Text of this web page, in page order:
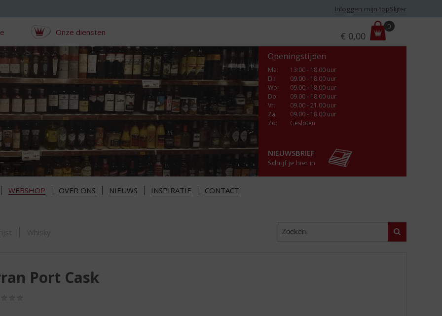
Inloggen mijn topSlijter
Onze diensten
r
i
€ 0,00
0
Openingstijden
Ma:
13:00 - 18.00 uur
Di:
09.00 - 18.00 uur
Wo:
09.00 - 18.00 uur
Do:
09.00 - 18.00 uur
Vr:
09.00 - 21.00 uur
Za:
09.00 - 18.00 uur
Zo:
Gesloten
NIEUWSBRIEF
Schrijf je hier in
WEBSHOP OVER ONS NIEUWS INSPIRATIE CONTACT
Zoeken
Whisky
Port Cask